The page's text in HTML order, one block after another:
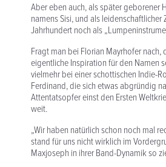
Aber eben auch, als später geborener
namens Sisi, und als leidenschaftlicher
Jahrhundert noch als
Fragt man bei Florian Mayrhofer
eigentliche Inspiration für den Namen
vielmehr bei einer schottischen Indie-
Ferdinand, die sich etwas abgründig
Attentatsopfer einst den Ersten
weit.
„Wir haben natürlich schon noch mal
stand für uns nicht wirklich im
Maxjoseph in ihrer Band-Dynamik so